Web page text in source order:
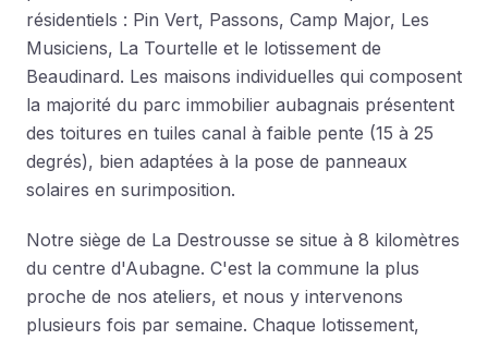
résidentiels : Pin Vert, Passons, Camp Major, Les
Musiciens, La Tourtelle et le lotissement de
Beaudinard. Les maisons individuelles qui composent
la majorité du parc immobilier aubagnais présentent
des toitures en tuiles canal à faible pente (15 à 25
degrés), bien adaptées à la pose de panneaux
solaires en surimposition.
Notre siège de La Destrousse se situe à 8 kilomètres
du centre d'Aubagne. C'est la commune la plus
proche de nos ateliers, et nous y intervenons
plusieurs fois par semaine. Chaque lotissement,